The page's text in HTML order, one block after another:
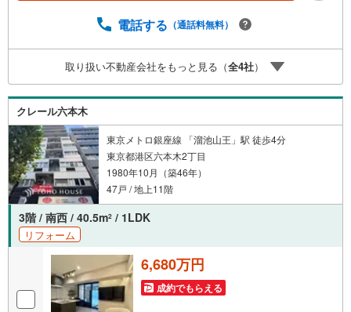
予約をする」ボタンからお問い合わせください。※必ずYah
スライトは出金と譲渡はできません。ご案内・詳細な資料
のご請求はお気軽にどうぞ♪お電話でのお問い合わせも常
時受け付けております！お気軽にお問い合わせください。
電話する （通話料無料）
取り扱い不動産会社をもっと見る（全4社）
クレール六本木
東京メトロ銀座線 「溜池山王」駅 徒歩4分
東京都港区六本木2丁目
1980年10月（築46年）
47戸 / 地上11階
3階 / 南西 / 40.5m2 / 1LDK
リフォーム
6,680万円
成約でもらえる